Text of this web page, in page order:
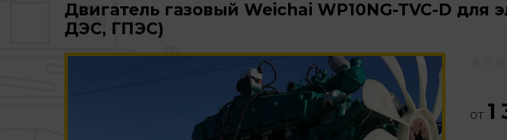
Двигатель газовый Weichai WP10NG-TVC-D для
ДЭС, ГПЭС)
от 1